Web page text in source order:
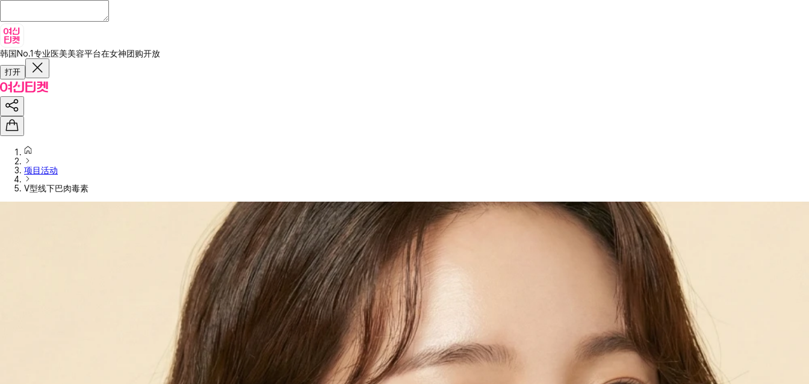
韩国No.1专业医美美容平台在女神团购开放
打开
项目活动
V型线下巴肉毒素